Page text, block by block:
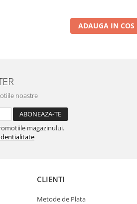
ADAUGA IN COS
noastre
magazinului.
CLIENTI
Metode de Plata